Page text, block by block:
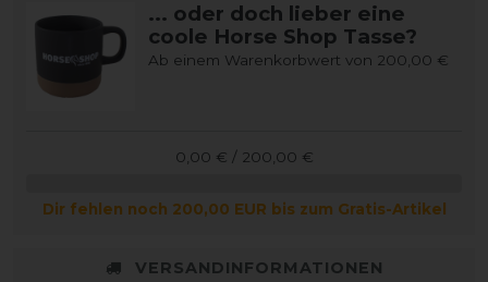
... oder doch lieber eine
coole Horse Shop Tasse?
Ab einem Warenkorbwert von 200,00 €
0,00 € / 200,00 €
Dir fehlen noch 200,00 EUR bis zum Gratis-Artikel
VERSANDINFORMATIONEN